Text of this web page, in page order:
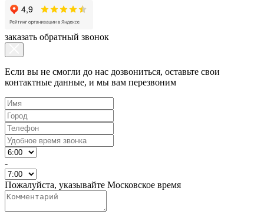
заказать обратный звонок
Если вы не смогли до нас дозвониться, оставьте свои
контактные данные, и мы вам перезвоним
-
Пожалуйста, указывайте Московское время